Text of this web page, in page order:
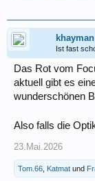
khayman
Ist fast
Das Rot vom
aktuell gibt es
wunderschönen
Also falls die
23.Mai.2026
Tom.66 Katmat und